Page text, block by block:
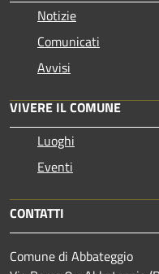
Notizie
Comunicati
Avvisi
VIVERE IL COMUNE
Luoghi
Eventi
CONTATTI
Comune di Abbateggio